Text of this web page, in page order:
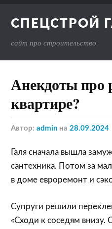
СПЕЦСТРОЙ
сайт про строительство
Анекдоты про
квартире?
Автор:admin на28.09.2024
Галя сначала вышла
сантехника. Потом за
в доме евроремонт и
Супруги решили
«Сходи к соседям